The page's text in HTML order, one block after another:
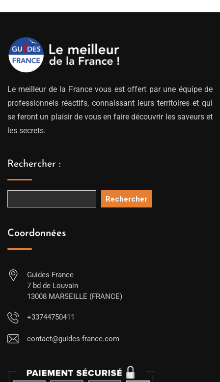
Le meilleur de la France vous est offert par une équipe de
professionnels réactifs, connaissant leurs territoires et qui
se feront un plaisir de vous en faire découvrir les saveurs et
les secrets.
Rechercher :
Rechercher
Coordonnées
Guides France
7 bd de Louvain
13008 MARSEILLE (FRANCE)
+33744750411
contact@guides-france.com